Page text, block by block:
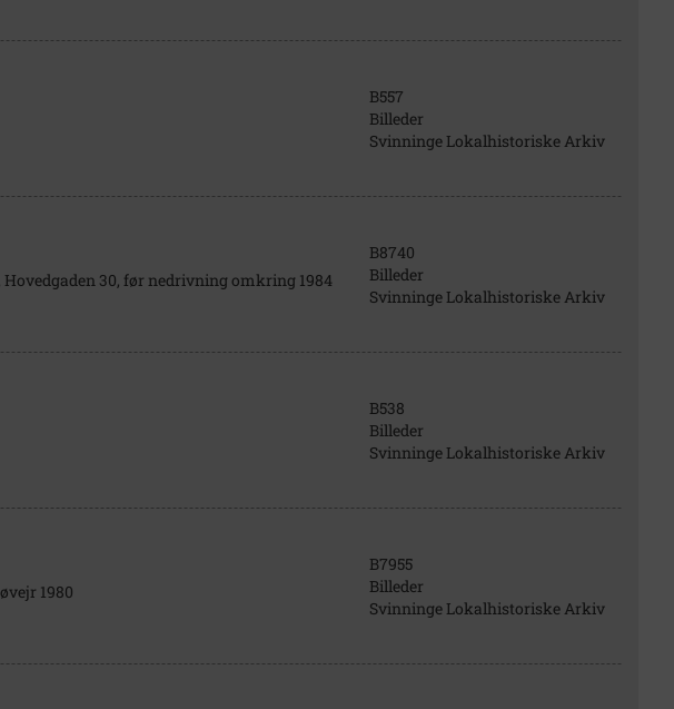
B557
Billeder
Svinninge Lokalhistoriske Arkiv
30, før nedrivning omkring 1984
B8740
Billeder
Svinninge Lokalhistoriske Arkiv
B538
Billeder
Svinninge Lokalhistoriske Arkiv
1980
B7955
Billeder
Svinninge Lokalhistoriske Arkiv